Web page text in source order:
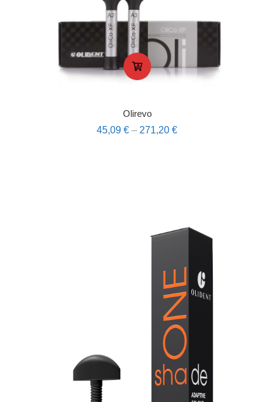
Olirevo
45,09 € – 271,20 €